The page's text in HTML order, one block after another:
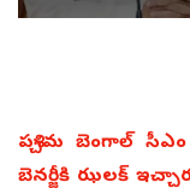
పశ్చిమ బెంగాల్‌
బెనర్జీకి ఝలక్‌